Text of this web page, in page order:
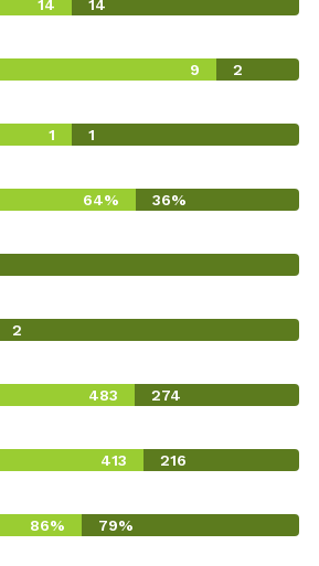
14 14
9 2
1 1
64% 36%
2
483 274
413 216
86% 79%